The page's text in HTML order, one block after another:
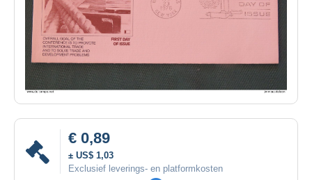
€ 0,89
± US$ 1,03
Exclusief leverings- en platformkosten